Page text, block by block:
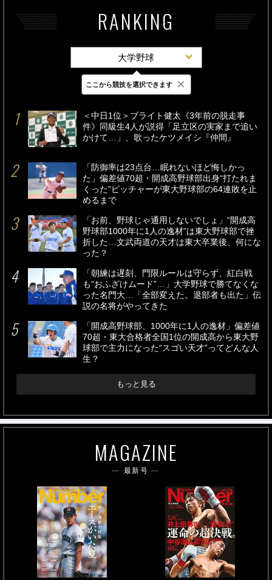
RANKING
大学野球
最新 24時間 週間
＜中日1位＞ブライト健太《3年前の脱走事
件》同級生4人が説得「足立区の実家まで追い
かけて…」、歌ったケツメイシ『仲間』
「防御率は23点台…眠れないほど悔しかっ
た」偏差値70超・開成高野球部出身“打たれま
くった”ピッチャーが東大野球部の64連敗を止
めるまで
「お前、野球じゃ通用しないでしょ」“開成高
野球部1000年に1人の逸材”は東大野球部で挫
折した…文武両道の天才は東大卒業後、何にな
った？
「朝練は遅刻、門限ルールは守らず、紅白戦
も“おふざけムード”…」大学野球で勝てなくな
った名門大…「全部変えた。退部者も出た」伝
説の名将がやってきた
「開成高野球部、1000年に1人の逸材」偏差値
70超・東大合格者全国1位の開成高から東大野
球部で主力になった“スゴい天才”ってどんな人
生？
もっと見る
MAGAZINE
最新号
ここから競技を選択できます ×